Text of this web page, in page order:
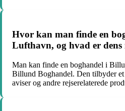
Hvor kan man finde en
Lufthavn, og hvad er dens
Man kan finde en boghandel i
Billund Boghandel. Den tilbyder et
aviser og andre rejserelaterede